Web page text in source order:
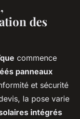
des
commence
panneaux
et sécurité
la pose varie
intégrés